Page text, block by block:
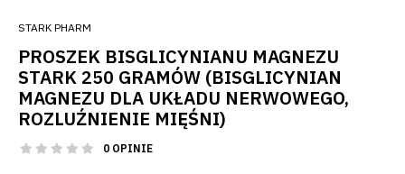
STARK PHARM
PROSZEK BISGLICYNIANU MAGNEZU
STARK 250 GRAMÓW (BISGLICYNIAN
MAGNEZU DLA UKŁADU NERWOWEGO,
ROZLUŹNIENIE MIĘŚNI)
0 OPINIE